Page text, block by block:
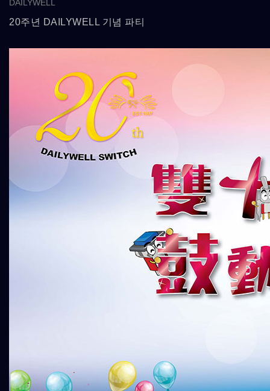
DAILYWELL
20주년 DAILYWELL 기념 파티